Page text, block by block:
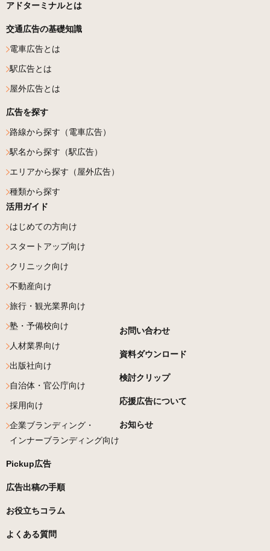
アドターミナルとは
交通広告の基礎知識
電車広告とは
駅広告とは
屋外広告とは
広告を探す
路線から探す（電車広告）
駅名から探す（駅広告）
エリアから探す（屋外広告）
種類から探す
活用ガイド
はじめての方向け
スタートアップ向け
クリニック向け
不動産向け
旅行・観光業界向け
塾・予備校向け
人材業界向け
出版社向け
自治体・官公庁向け
採用向け
企業ブランディング・
インナーブランディング向け
Pickup広告
広告出稿の手順
お役立ちコラム
よくある質問
お問い合わせ
資料ダウンロード
検討クリップ
応援広告について
お知らせ